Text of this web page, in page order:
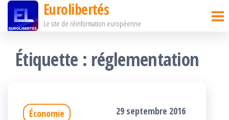
Passer
contenu
Eurolibertés
Le site de réinformation européenne
Étiquette : réglementation
Économie 29 septembre 2016